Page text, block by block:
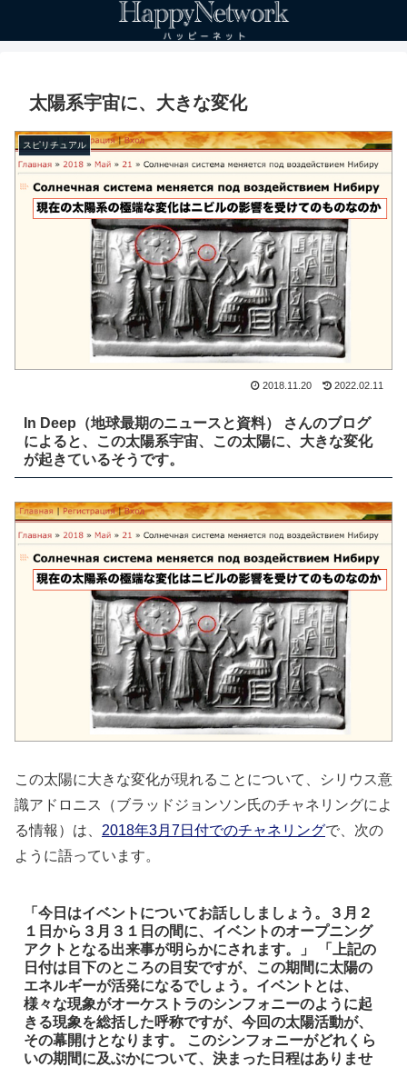
太陽系宇宙に、大きな変化
スピリチュアル
2018.11.20 2022.02.11
In Deep（地球最期のニュースと資料） さんのブログ
によると、この太陽系宇宙、この太陽に、大きな変化
が起きているそうです。
この太陽に大きな変化が現れることについて、シリウス意
識アドロニス（ブラッドジョンソン氏のチャネリングによ
る情報）は、 2018年3月7日付でのチャネリングで、次の
ように語っています。
「今日はイベントについてお話ししましょう。３月２
１日から３月３１日の間に、イベントのオープニング
アクトとなる出来事が明らかにされます。」 「上記の
日付は目下のところの目安ですが、この期間に太陽の
エネルギーが活発になるでしょう。イベントとは、
様々な現象がオーケストラのシンフォニーのように起
きる現象を総括した呼称ですが、今回の太陽活動が、
その幕開けとなります。 このシンフォニーがどれくら
いの期間に及ぶかについて、決まった日程はありませ